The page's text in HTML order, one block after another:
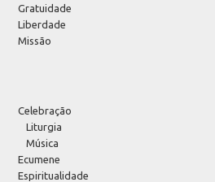
Gratuidade
Liberdade
Missão
Celebração
Liturgia
Música
Ecumene
Espiritualidade